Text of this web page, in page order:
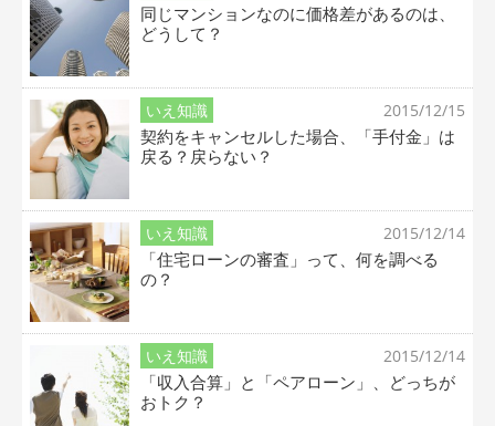
同じマンションなのに価格差があるのは、
どうして？
いえ知識 2015/12/15
契約をキャンセルした場合、「手付金」は
戻る？戻らない？
いえ知識 2015/12/14
「住宅ローンの審査」って、何を調べる
の？
いえ知識 2015/12/14
「収入合算」と「ペアローン」、どっちが
おトク？